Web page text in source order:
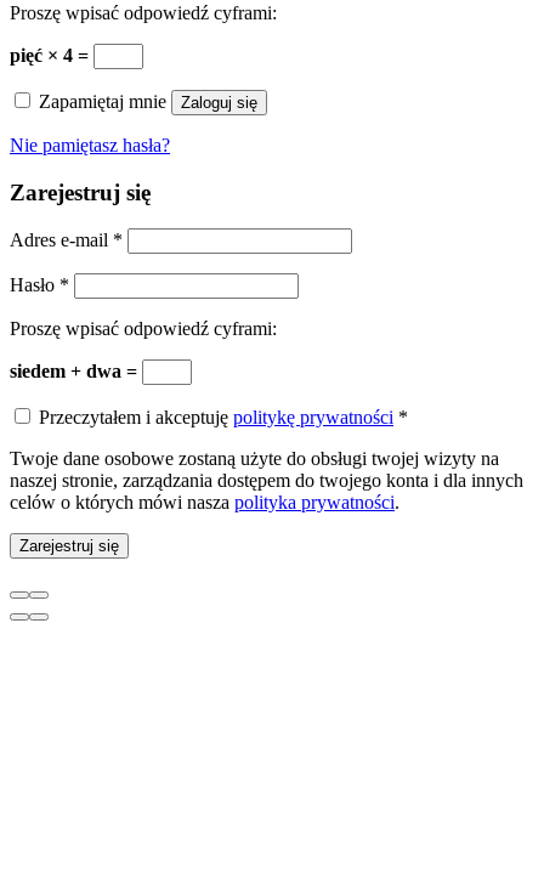
Proszę wpisać odpowiedź cyframi:
pięć × 4 =
Zapamiętaj mnie Zaloguj się
Nie pamiętasz hasła?
Zarejestruj się
Adres e-mail *
Hasło *
Proszę wpisać odpowiedź cyframi:
siedem + dwa =
Przeczytałem i akceptuję politykę prywatności *
Twoje dane osobowe zostaną użyte do obsługi twojej wizyty na
naszej stronie, zarządzania dostępem do twojego konta i dla innych
celów o których mówi nasza polityka prywatności.
Zarejestruj się